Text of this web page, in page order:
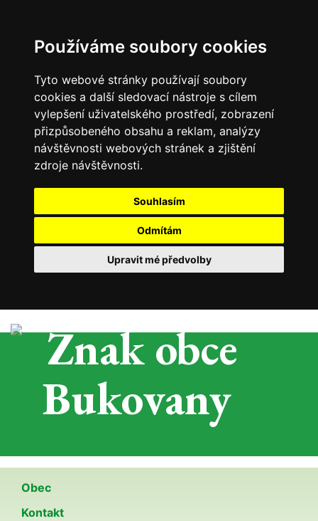
Používáme soubory cookies
Tyto webové stránky používají soubory
cookies a další sledovací nástroje s cílem
vylepšení uživatelského prostředí, zobrazení
přizpůsobeného obsahu a reklam, analýzy
návštěvnosti webových stránek a zjištění
zdroje návštěvnosti.
Souhlasím
Odmítám
Upravit mé předvolby
Obec
Kontakt